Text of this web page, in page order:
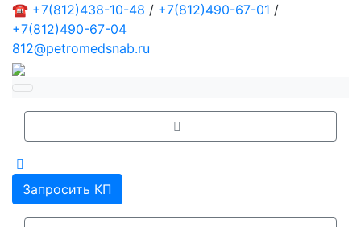
☎ +7(812)438-10-48 / +7(812)490-67-01 /
+7(812)490-67-04
812@petromedsnab.ru
Запросить КП